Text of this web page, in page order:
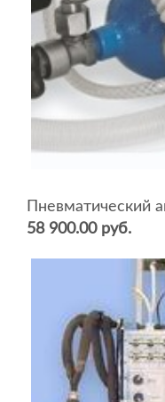
58 900.00 руб.